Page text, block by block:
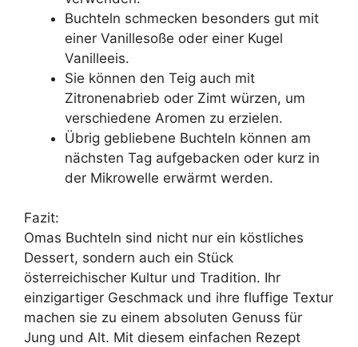
Buchteln schmecken besonders gut mit
einer Vanillesoße oder einer Kugel
Vanilleeis.
Sie können den Teig auch mit
Zitronenabrieb oder Zimt würzen, um
verschiedene Aromen zu erzielen.
Übrig gebliebene Buchteln können am
nächsten Tag aufgebacken oder kurz in
der Mikrowelle erwärmt werden.
Fazit:
Omas Buchteln sind nicht nur ein köstliches
Dessert, sondern auch ein Stück
österreichischer Kultur und Tradition. Ihr
einzigartiger Geschmack und ihre fluffige Textur
machen sie zu einem absoluten Genuss für
Jung und Alt. Mit diesem einfachen Rezept